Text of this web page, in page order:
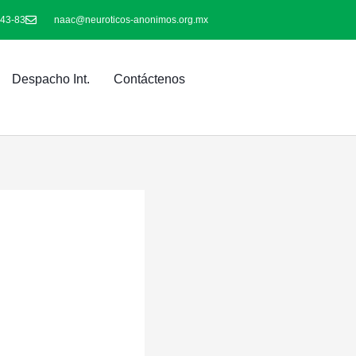
83 naac@neuroticos-anonimos.org.mx
Despacho Int. Contáctenos